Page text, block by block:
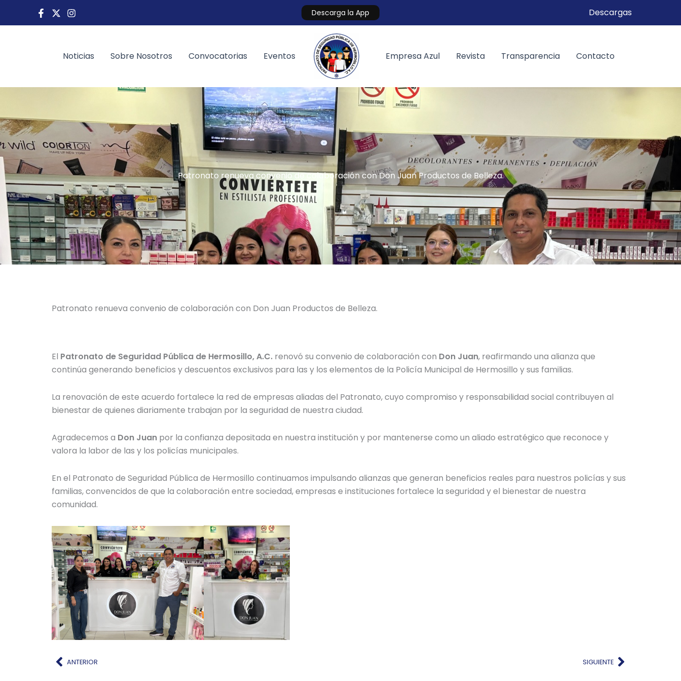
Descarga la App Descargas
Noticias Sobre Nosotros Convocatorias Eventos Empresa Azul Revista Transparencia Contacto
Patronato renueva convenio de colaboración con Don Juan Productos de Belleza.
Patronato renueva convenio de colaboración con Don Juan Productos de Belleza.
El Patronato de Seguridad Pública de Hermosillo, A.C. renovó su convenio de colaboración con Don Juan, reafirmando una alianza que
continúa generando beneficios y descuentos exclusivos para las y los elementos de la Policía Municipal de Hermosillo y sus familias.
La renovación de este acuerdo fortalece la red de empresas aliadas del Patronato, cuyo compromiso y responsabilidad social contribuyen al
bienestar de quienes diariamente trabajan por la seguridad de nuestra ciudad.
Agradecemos a Don Juan por la confianza depositada en nuestra institución y por mantenerse como un aliado estratégico que reconoce y
valora la labor de las y los policías municipales.
En el Patronato de Seguridad Pública de Hermosillo continuamos impulsando alianzas que generan beneficios reales para nuestros policías y sus
familias, convencidos de que la colaboración entre sociedad, empresas e instituciones fortalece la seguridad y el bienestar de nuestra
comunidad.
AntANTERIOR SIGUIENTE